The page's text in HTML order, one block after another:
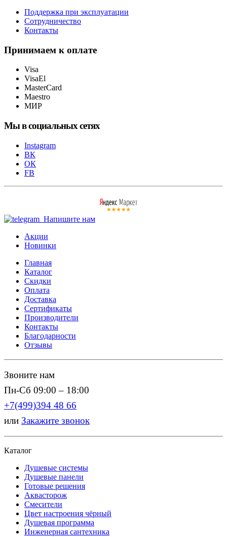
Поддержка при эксплуатации
Сотрудничество
Контакты
Принимаем к оплате
Visa
VisaEl
MasterCard
Maestro
МИР
Мы в социальных сетях
Instagram
ВК
ОК
FB
Напишите нам
Акции
Новинки
Главная
Каталог
Скидки
Оплата
Доставка
Сертификаты
Производители
Контакты
Благодарности
Отзывы
Звоните нам
Пн-Сб 09:00 – 18:00
+7(499)394 48 66
или Закажите звонок
Каталог
Душевые системы
Душевые панели
Готовые решения
Аквасторож
Смесители
Цвет настроения чёрный
Душевая программа
Инженерная сантехника